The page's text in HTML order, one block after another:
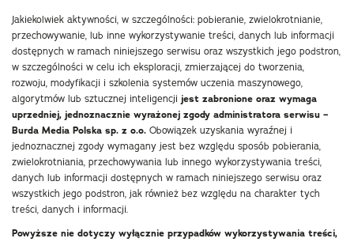
Jakiekolwiek aktywności, w szczególności: pobieranie, zwielokrotnianie,
przechowywanie, lub inne wykorzystywanie treści, danych lub informacji
dostępnych w ramach niniejszego serwisu oraz wszystkich jego podstron,
w szczególności w celu ich eksploracji, zmierzającej do tworzenia,
rozwoju, modyfikacji i szkolenia systemów uczenia maszynowego,
algorytmów lub sztucznej inteligencji jest zabronione oraz wymaga
uprzedniej, jednoznacznie wyrażonej zgody administratora serwisu –
Burda Media Polska sp. z o.o. Obowiązek uzyskania wyraźnej i
jednoznacznej zgody wymagany jest bez względu sposób pobierania,
zwielokrotniania, przechowywania lub innego wykorzystywania treści,
danych lub informacji dostępnych w ramach niniejszego serwisu oraz
wszystkich jego podstron, jak również bez względu na charakter tych
treści, danych i informacji.
Powyższe nie dotyczy wyłącznie przypadków wykorzystywania treści,